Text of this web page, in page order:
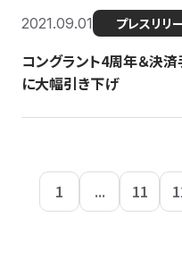
2021.09.01 プレスリリ
コングラント4周年＆決
に大幅引き下げ
1 ... 11